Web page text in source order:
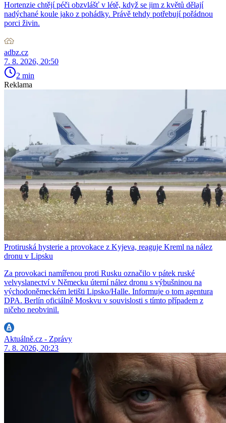
Hortenzie chtějí péči obzvlášť v létě, když se jim z květů dělají
nadýchané koule jako z pohádky. Právě tehdy potřebují pořádnou
porci živin.
adbz.cz
7. 8. 2026, 20:50
2 min
Reklama
Protiruská hysterie a provokace z Kyjeva, reaguje Kreml na nález
dronu v Lipsku
Za provokaci namířenou proti Rusku označilo v pátek ruské
velvyslanectví v Německu úterní nález dronu s výbušninou na
východoněmeckém letišti Lipsko/Halle. Informuje o tom agentura
DPA. Berlín oficiálně Moskvu v souvislosti s tímto případem z
ničeho neobvinil.
Aktuálně.cz - Zprávy
7. 8. 2026, 20:23